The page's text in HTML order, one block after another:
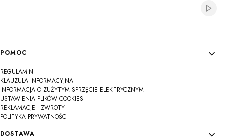
Linki w stopce
POMOC
REGULAMIN
KLAUZULA INFORMACYJNA
INFORMACJA O ZUŻYTYM SPRZĘCIE ELEKTRYCZNYM
USTAWIENIA PLIKÓW COOKIES
REKLAMACJE I ZWROTY
POLITYKA PRYWATNOŚCI
DOSTAWA